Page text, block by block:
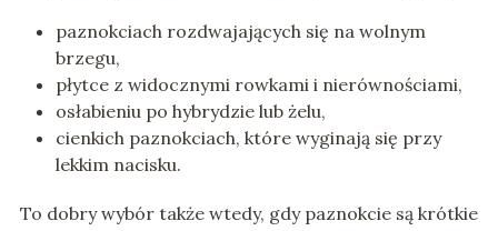
paznokciach rozdwajających się na wolnym
brzegu,
płytce z widocznymi rowkami i nierównościami,
osłabieniu po hybrydzie lub żelu,
cienkich paznokciach, które wyginają się przy
lekkim nacisku.
To dobry wybór także wtedy, gdy paznokcie są krótkie